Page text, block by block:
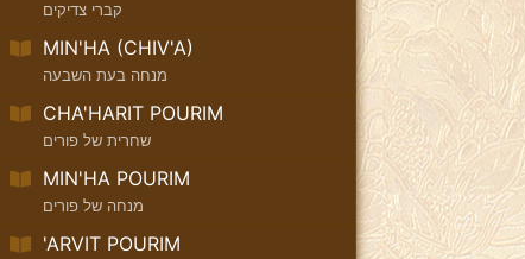
קברי צדיקים
MIN'HA (CHIV'A)
מנחה בעת השבעה
CHA'HARIT POURIM
שחרית של פורים
MIN'HA POURIM
מנחה של פורים
'ARVIT POURIM